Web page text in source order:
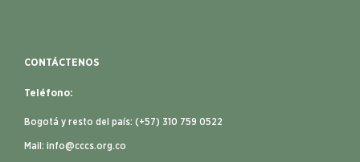
CONTÁCTENOS
Teléfono:
Bogotá y resto del país: (+57) 310 759 0522
Mail: info@cccs.org.co